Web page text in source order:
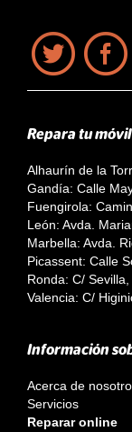
Repara tu
Alhaurín de la
Gandía: Calle
Fuengirola:
León: Avda.
Marbella: Avda.
Picassent: Calle
Ronda: C/ Sevilla,
Valencia: C/
Información
Acerca de
Servicios
Reparar online